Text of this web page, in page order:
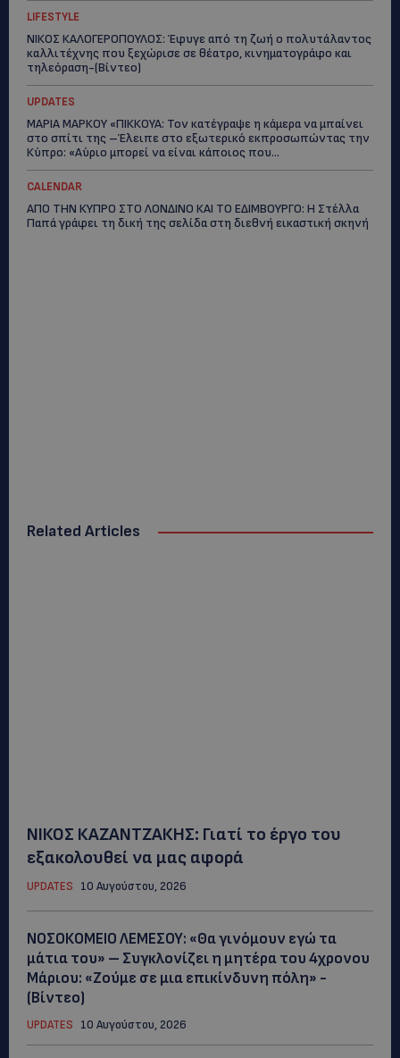
LIFESTYLE
ΝΙΚΟΣ ΚΑΛΟΓΕΡΟΠΟΥΛΟΣ: Έφυγε από τη ζωή ο πολυτάλαντος
καλλιτέχνης που ξεχώρισε σε θέατρο, κινηματογράφο και
τηλεόραση-(Bίντεο)
UPDATES
ΜΑΡΙΑ ΜΑΡΚΟΥ «ΠΙΚΚΟΥΑ: Τον κατέγραψε η κάμερα να μπαίνει
στο σπίτι της –Έλειπε στο εξωτερικό εκπροσωπώντας την
Κύπρο: «Αύριο μπορεί να είναι κάποιος που...
CALENDAR
ΑΠΟ ΤΗΝ ΚΥΠΡΟ ΣΤΟ ΛΟΝΔΙΝΟ ΚΑΙ ΤΟ ΕΔΙΜΒΟΥΡΓΟ: Η Στέλλα
Παπά γράφει τη δική της σελίδα στη διεθνή εικαστική σκηνή
Related Articles
ΝΙΚΟΣ ΚΑΖΑΝΤΖΑΚΗΣ: Γιατί το έργο του
εξακολουθεί να μας αφορά
UPDATES 10 Αυγούστου, 2026
ΝΟΣΟΚΟΜΕΙΟ ΛΕΜΕΣΟΥ: «Θα γινόμουν εγώ τα
μάτια του» – Συγκλονίζει η μητέρα του 4χρονου
Μάριου: «Ζούμε σε μια επικίνδυνη πόλη» -
(Βίντεο)
UPDATES 10 Αυγούστου, 2026